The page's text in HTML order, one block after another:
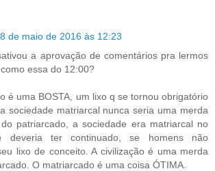
de maio de 2016 às 12:23
a aprovação de comentários pra lermos
essa do 12:00?
é uma BOSTA, um lixo q se tornou obrigatório
sociedade matriarcal nunca seria uma merda
patriarcado, a sociedade era matriarcal no
deveria ter continuado, se homens não
lixo de conceito. A civilização é uma merda
O matriarcado é uma coisa ÓTIMA.